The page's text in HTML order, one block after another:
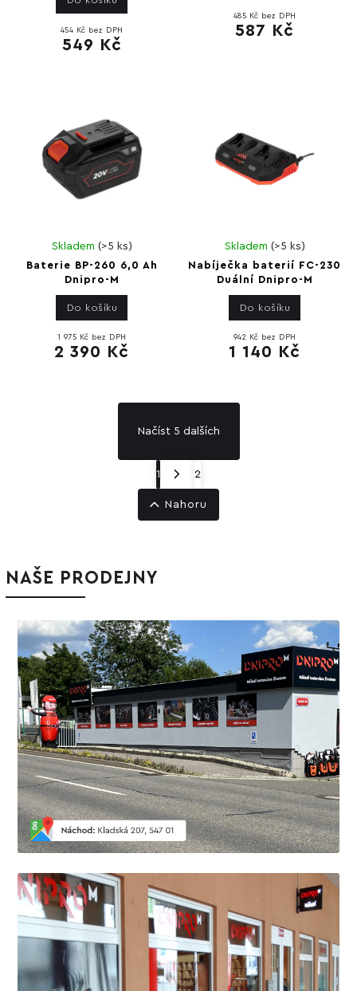
454 Kč bez DPH
549 Kč
485 Kč bez DPH
587 Kč
Baterie BP-260 6,0 Ah
Dnipro-M
Skladem (>5 ks)
1 975 Kč bez DPH
2 390 Kč
Do košíku
Nabíječka baterií FC-230
Duální Dnipro-M
Skladem (>5 ks)
942 Kč bez DPH
1 140 Kč
Do košíku
Načíst 5 dalších
1 2
Nahoru
NAŠE PRODEJNY